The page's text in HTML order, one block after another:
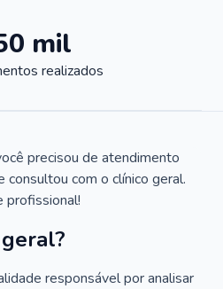
mil
realizados
precisou de atendimento
consultou com o clínico geral.
profissional!
responsável por analisar